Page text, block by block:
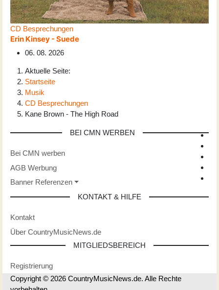
CD Besprechungen
Erin Kinsey - Suede
06. 08. 2026
Aktuelle Seite:
Startseite
Musik
CD Besprechungen
Kane Brown - The High Road
BEI CMN WERBEN
Bei CMN werben
AGB Werbung
Banner Referenzen
KONTAKT & HILFE
Kontakt
Über CountryMusicNews.de
MITGLIEDSBEREICH
Registrierung
Copyright © 2026 CountryMusicNews.de. Alle Rechte